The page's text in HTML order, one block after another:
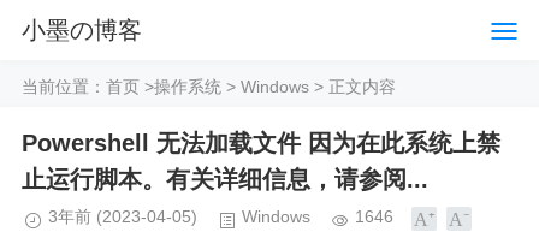
小墨の博客
当前位置： 首页 >操作系统 > Windows > 正文内容
Powershell 无法加载文件 因为在此系统上禁
止运行脚本。有关详细信息，请参阅...
3年前 (2023-04-05) Windows 1646